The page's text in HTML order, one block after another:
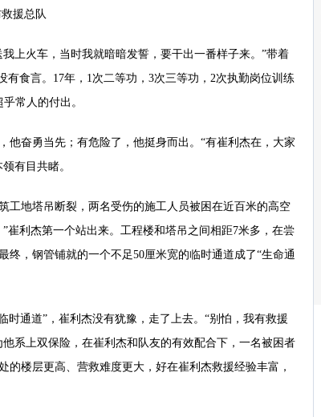
援总队
上火车，当时我就暗暗发誓，要干出一番样子来。”带着
有食言。17年，1次二等功，3次三等功，2次执勤岗位训练
常人的付出。
他奋勇当先；有危险了，他挺身而出。“有崔利杰在，大家
有目共睹。
工地塔吊断裂，两名受伤的施工人员被困在近百米的高空
崔利杰第一个站出来。工程楼和塔吊之间相距7米多，在尝
终，钢管铺就的一个不足50厘米宽的临时通道成了“生命通
时通道”，崔利杰没有犹豫，走了上去。“别怕，我有救援
系上双保险，在崔利杰和队友的有效配合下，一名被困者
的楼层更高、营救难度更大，好在崔利杰救援经验丰富，